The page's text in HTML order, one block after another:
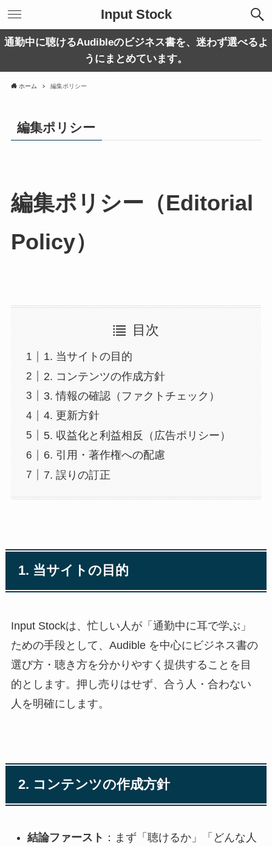
Input Stock
通勤中に聴けるAudibleのビジネス書を、迷わず選べるよ
うにまとめています。
ホーム 編集ポリシー
編集ポリシー
編集ポリシー（Editorial
Policy）
目次
1. 当サイトの目的
2. コンテンツの作成方針
3. 情報の確認（ファクトチェック）
4. 更新方針
5. 収益化と利益相反（広告ポリシー）
6. 引用・著作権への配慮
7. 誤りの訂正
1. 当サイトの目的
Input Stockは、忙しい人が「通勤中に耳で学ぶ」
ための手段として、Audible を中心にビジネス書の
選び方・聴き方を分かりやすく提供することを目
的とします。押し売りはせず、合う人・合わない
人を明確にします。
2. コンテンツの作成方針
結論ファースト ：まず「聴けるか」「どんな人